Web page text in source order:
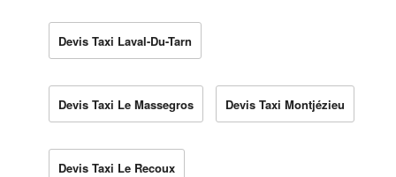
Devis Taxi Laval-Du-Tarn
Devis Taxi Le Massegros Devis Taxi Montjézieu
Devis Taxi Le Recoux